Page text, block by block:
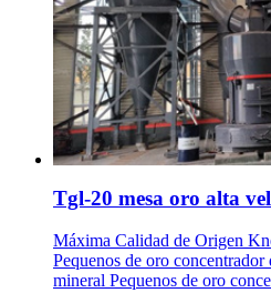
Tgl-20 mesa oro alta
Máxima Calidad de Origen
Pequenos de oro concentrador
mineral Pequenos de oro